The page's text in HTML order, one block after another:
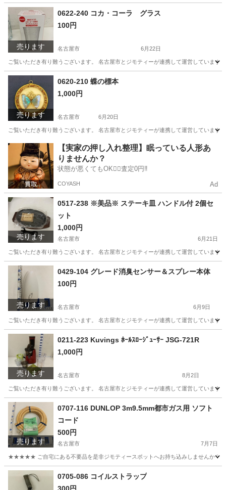
愛知 名古屋市 季節、空調家電 リユース
売ります
0622-240 コカ・コーラ グラス
100円
名古屋市 6月22日
ご覧いただき有り難うございます。 名古屋市とジモティーが連携して運営してい
愛知 名古屋市 リユース
売ります
0620-210 蝶の標本
1,000円
名古屋市 6月20日
ご覧いただき有り難うございます。 名古屋市とジモティーが連携して運営してい
愛知 名古屋市 インテリア雑貨/小物 リユース
【実家の押し入れ整理】眠っている人形あ
りませんか？
状態が悪くてもOK🙆‍♀️査定0円‼️
COYASH Ad
売ります
0517-238 ※美品※ ステーキ皿 ハンドル付 2個セ
ット
1,000円
名古屋市 6月21日
ご覧いただき有り難うございます。 名古屋市とジモティーが連携して運営してい
愛知 名古屋市 リユース
売ります
0429-104 グレード消臭センサー＆スプレー本体
100円
名古屋市 6月9日
ご覧いただき有り難うございます。 名古屋市とジモティーが連携して運営してい
愛知 名古屋市 リユース
売ります
0211-223 Kuvings ﾎｰﾙｽﾛｰｼﾞｭｰｻｰ JSG-721R
1,000円
名古屋市 8月2日
ご覧いただき有り難うございます。 名古屋市とジモティーが連携して運営していま
愛知 名古屋市
売ります
0707-116 DUNLOP 3m9.5mm都市ガス用 ソフト
コード
500円
名古屋市 7月7日
★★★★★ ご自宅にある不要品を是非ジモティースポットへお持ち込みしませんか？
愛知 名古屋市 都市ガス
0705-086 コイルストラップ